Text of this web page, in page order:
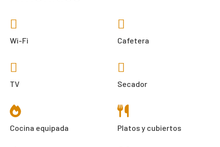
Wi-Fi Cafetera
TV Secador
Cocina equipada Platos y cubiertos